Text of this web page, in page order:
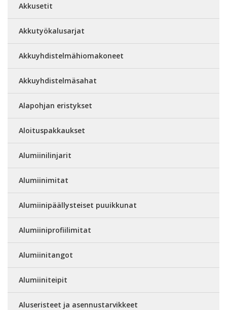
Akkusetit
Akkutyökalusarjat
Akkuyhdistelmähiomakoneet
Akkuyhdistelmäsahat
Alapohjan eristykset
Aloituspakkaukset
Alumiinilinjarit
Alumiinimitat
Alumiinipäällysteiset puuikkunat
Alumiiniprofiilimitat
Alumiinitangot
Alumiiniteipit
Aluseristeet ja asennustarvikkeet